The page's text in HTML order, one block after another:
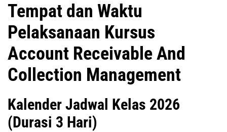
Tempat dan Waktu
Pelaksanaan Kursus
Account Receivable And
Collection Management
Kalender Jadwal Kelas 2026
(Durasi 3 Hari)